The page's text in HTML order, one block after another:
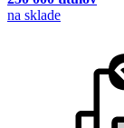
na sklade